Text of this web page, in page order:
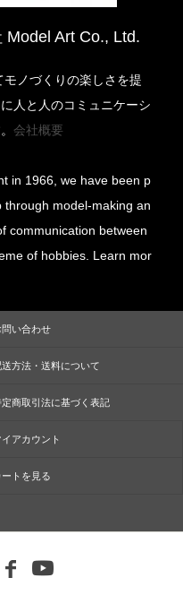
Model Art Co., Ltd.
ノづくりの楽しさを提
人と人のコミュニケーシ
会社概要
in 1966, we have been p
model-making an
communication between
of hobbies. Learn mor
問い合わせ
送方法・送料について
定商取引法に基づく表記
イアカウント
ートを見る